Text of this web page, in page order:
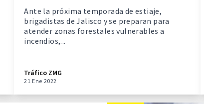
Ante la próxima temporada de estiaje,
brigadistas de Jalisco y se preparan para
atender zonas forestales vulnerables a
incendios,...
Tráfico ZMG
21 Ene 2022